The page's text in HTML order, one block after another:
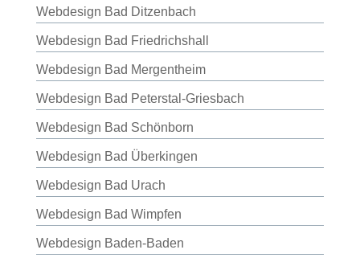
Webdesign Bad Ditzenbach
Webdesign Bad Friedrichshall
Webdesign Bad Mergentheim
Webdesign Bad Peterstal-Griesbach
Webdesign Bad Schönborn
Webdesign Bad Überkingen
Webdesign Bad Urach
Webdesign Bad Wimpfen
Webdesign Baden-Baden